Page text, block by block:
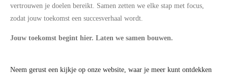
vertrouwen je doelen bereikt. Samen zetten we elke stap met focus,
zodat jouw toekomst een succesverhaal wordt.
Jouw toekomst begint hier. Laten we samen bouwen.
Neem gerust een kijkje op onze website, waar je meer kunt ontdekken